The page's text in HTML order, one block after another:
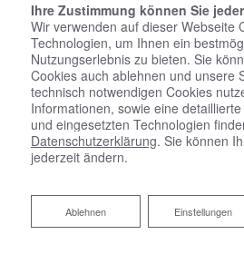
Datenschutzerklärung
Ihre Zustimmung können Sie
Wir verwenden auf dieser Webseite
Technologien, um Ihnen ein
Nutzungserlebnis zu bieten. Sie
Cookies auch ablehnen und unsere
technisch notwendigen Cookies
Informationen, sowie eine
und eingesetzten Technologien
Datenschutzerklärung. Sie können
jederzeit ändern.
Einstellungen
Ablehnen
Ablehnen